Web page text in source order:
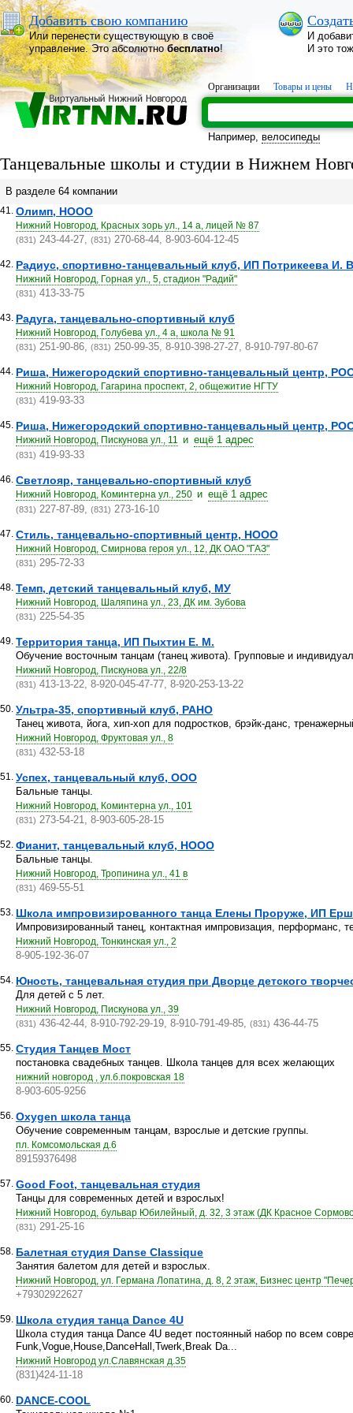
Добавить свою компанию
Или перенести существующую в своё
управление. Это абсолютнобесплатно!
И
И это
Организации Товары и цены
Например, велосипеды
Танцевальные школы и студии в Нижнем
В разделе 64 компании
41. Олимп, НООО
Нижний Новгород, Красных зорь ул., 14 а, лицей № 87
(831) 243-44-27, (831) 270-68-44, 8-903-604-12-45
42. Радиус, спортивно-танцевальный клуб, ИП Потрикеева И.
Нижний Новгород, Горная ул., 5, стадион "Радий"
(831) 413-33-75
43. Радуга, танцевально-спортивный клуб
Нижний Новгород, Голубева ул., 4 а, школа № 91
(831) 251-90-86, (831) 250-99-35, 8-910-398-27-27, 8-910-797-80-67
44. Риша, Нижегородский спортивно-танцевальный центр,
Нижний Новгород, Гагарина проспект, 2, общежитие НГТУ
(831) 419-93-33
45. Риша, Нижегородский спортивно-танцевальный центр,
Нижний Новгород, Пискунова ул., 11 и ещё 1 адрес
(831) 419-93-33
46. Светлояр, танцевально-спортивный клуб
Нижний Новгород, Коминтерна ул., 250 и ещё 1 адрес
(831) 227-87-89, (831) 273-16-10
47. Стиль, танцевально-спортивный центр, НООО
Нижний Новгород, Смирнова героя ул., 12, ДК ОАО "ГАЗ"
(831) 295-72-33
48. Темп, детский танцевальный клуб, МУ
Нижний Новгород, Шаляпина ул., 23, ДК им. Зубова
(831) 225-54-35
49. Территория танца, ИП Пыхтин Е. М.
Обучение восточным танцам (танец живота). Групповые и
Нижний Новгород, Пискунова ул., 22/8
(831) 413-13-22, 8-920-045-47-77, 8-920-253-13-22
50. Ультра-35, спортивный клуб, РАНО
Танец живота, йога, хип-хоп для подростков, брэйк-данс,
Нижний Новгород, Фруктовая ул., 8
(831) 432-53-18
51. Успех, танцевальный клуб, ООО
Бальные танцы.
Нижний Новгород, Коминтерна ул., 101
(831) 273-54-21, 8-903-605-28-15
52. Фианит, танцевальный клуб, НООО
Бальные танцы.
Нижний Новгород, Тропинина ул., 41 в
(831) 469-55-51
53. Школа импровизированного танца Елены Проруже, ИП
Импровизированный танец, контактная импровизация, перформанс,
Нижний Новгород, Тонкинская ул., 2
8-905-192-36-07
54. Юность, танцевальная студия при Дворце детского
Для детей с 5 лет.
Нижний Новгород, Пискунова ул., 39
(831) 436-42-44, 8-910-792-29-19, 8-910-791-49-85, (831) 436-44-75
55. Студия Танцев Мост
постановка свадебных танцев. Школа танцев для всех желающих
нижний новгород , ул.б.покровская 18
8-903-605-9256
56. Oxygen школа танца
Обучение современным танцам, взрослые и детские группы.
пл. Комсомольская д.6
89159376498
57. Good Foot, танцевальная студия
Танцы для современных детей и взрослых!
Нижний Новгород, бульвар Юбилейный, д. 32, 3 этаж (ДК Красное
(831) 291-25-16
58. Балетная студия Danse Classique
Занятия балетом для детей и взрослых.
Нижний Новгород, ул. Германа Лопатина, д. 8, 2 этаж, Бизнес центр
+79302922627
59. Школа студия танца Dance 4U
Школа студия танца Dance 4U ведет постоянный набор по всем
Funk,Vogue,House,DanceHall,Twerk,Break Da...
Нижний Новгород ул.Славянская д.35
(831)424-11-18
60. DANCE-COOL